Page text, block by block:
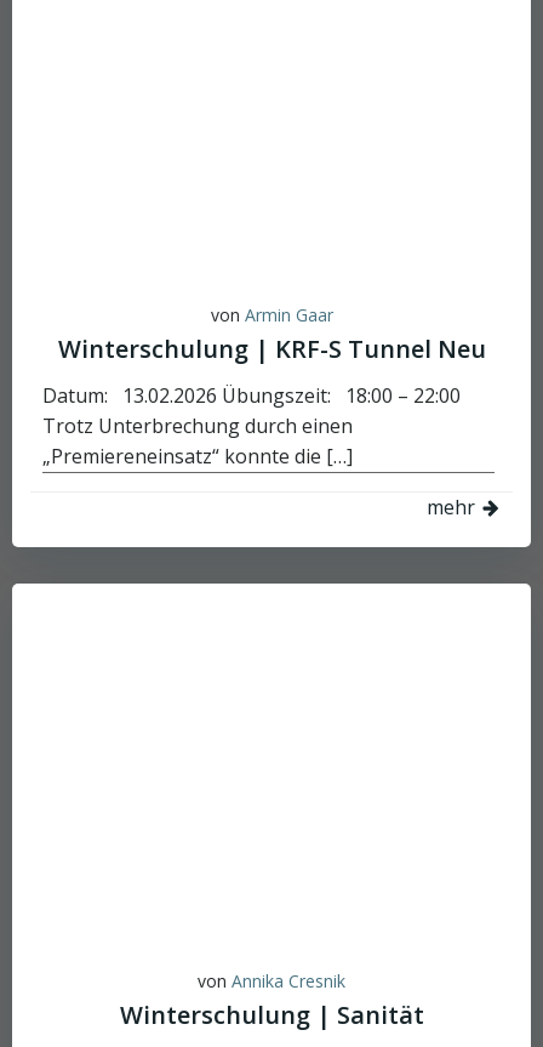
von Armin Gaar
Winterschulung | KRF-S Tunnel Neu
Datum: 13.02.2026 Übungszeit: 18:00 – 22:00
Trotz Unterbrechung durch einen
„Premiereneinsatz“ konnte die […]
mehr
von Annika Cresnik
Winterschulung | Sanität